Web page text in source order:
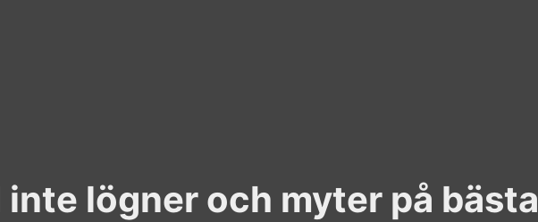
inte lögner och myter på bästa